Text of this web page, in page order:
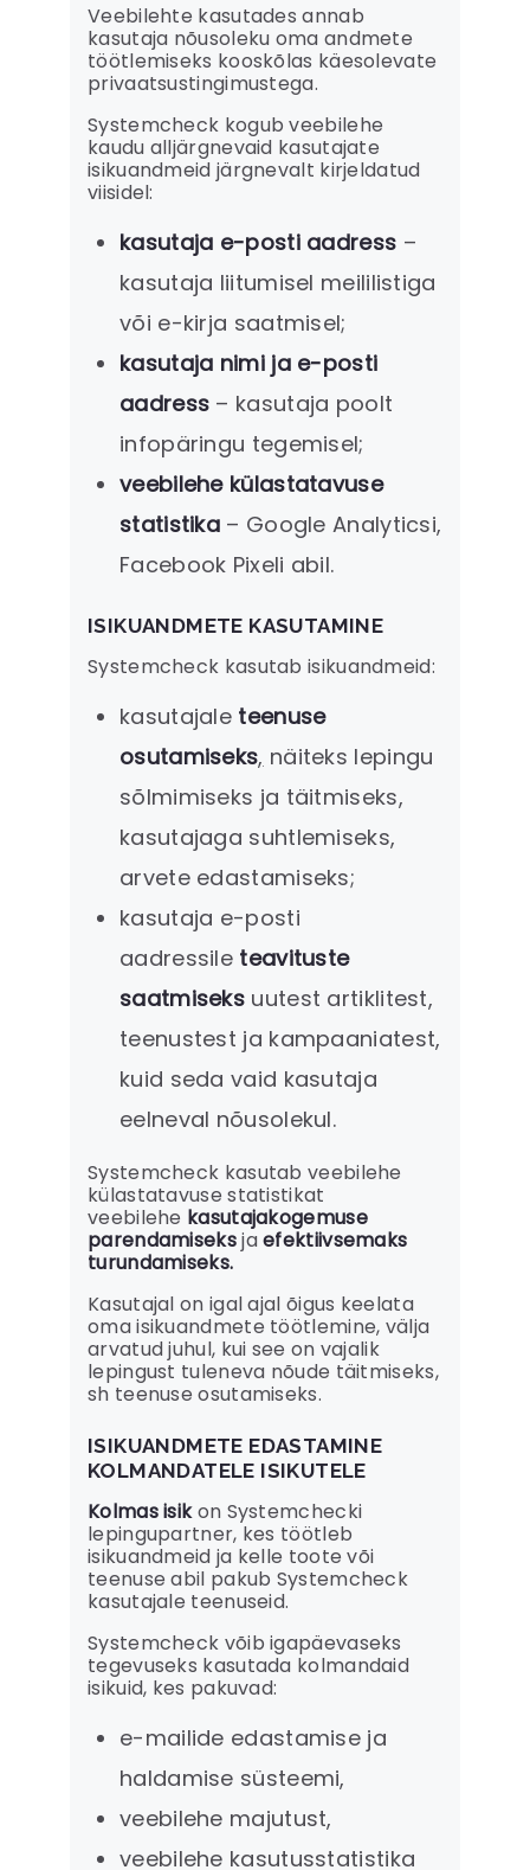
Veebilehte kasutades annab
kasutaja nõusoleku oma andmete
töötlemiseks kooskõlas käesolevate
privaatsustingimustega.
Systemcheck kogub veebilehe
kaudu alljärgnevaid kasutajate
isikuandmeid järgnevalt kirjeldatud
viisidel:
kasutaja e-posti aadress –
kasutaja liitumisel meililistiga
või e-kirja saatmisel;
kasutaja nimi ja e-posti
aadress – kasutaja poolt
infopäringu tegemisel;
veebilehe külastatavuse
statistika – Google Analyticsi,
Facebook Pixeli abil.
ISIKUANDMETE KASUTAMINE
Systemcheck kasutab isikuandmeid:
kasutajale teenuse
osutamiseks, näiteks lepingu
sõlmimiseks ja täitmiseks,
kasutajaga suhtlemiseks,
arvete edastamiseks;
kasutaja e-posti
aadressile teavituste
saatmiseks uutest artiklitest,
teenustest ja kampaaniatest,
kuid seda vaid kasutaja
eelneval nõusolekul.
Systemcheck kasutab veebilehe
külastatavuse statistikat
veebilehe kasutajakogemuse
parendamiseksjaefektiivsemaks
turundamiseks.
Kasutajal on igal ajal õigus keelata
oma isikuandmete töötlemine, välja
arvatud juhul, kui see on vajalik
lepingust tuleneva nõude täitmiseks,
sh teenuse osutamiseks.
ISIKUANDMETE EDASTAMINE
KOLMANDATELE ISIKUTELE
Kolmas isikon Systemchecki
lepingupartner, kes töötleb
isikuandmeid ja kelle toote või
teenuse abil pakub Systemcheck
kasutajale teenuseid.
Systemcheck võib igapäevaseks
tegevuseks kasutada kolmandaid
isikuid, kes pakuvad:
e-mailide edastamise ja
haldamise süsteemi,
veebilehe majutust,
veebilehe kasutusstatistika